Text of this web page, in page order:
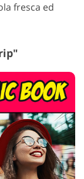
fresca ed